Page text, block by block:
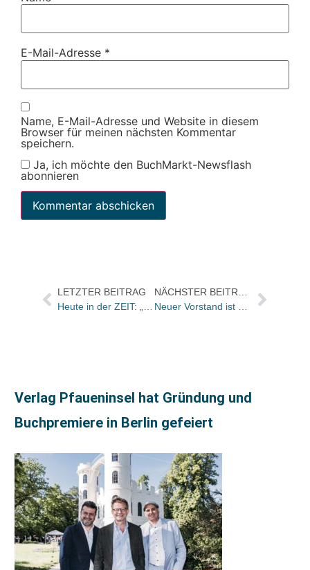
E-Mail-Adresse *
Name, E-Mail-Adresse und Website in diesem
Browser für meinen nächsten Kommentar
speichern.
Ja, ich möchte den BuchMarkt-Newsflash
abonnieren
LETZTER BEITRAG
Heute in der ZEIT: „Bau Aufbau auf“ – über Matthias Koch und sein Aufbau-Universum
NÄCHSTER BEITRAG
Neuer Vorstand ist gewählt: Sprecher Stefan Rühling bleibt im Amt
Verlag Pfaueninsel hat Gründung und
Buchpremiere in Berlin gefeiert